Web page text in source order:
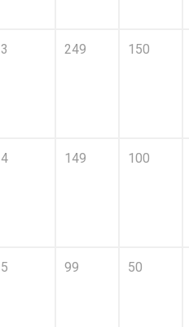
3 249 150
4 149 100
5 99 50